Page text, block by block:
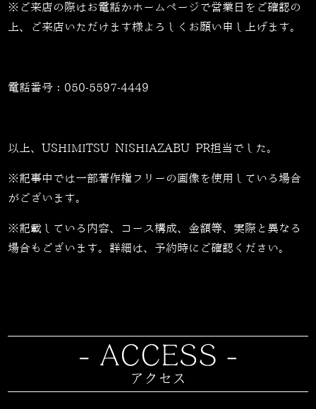
※ご来店の際はお電話かホームページで営業日をご確認の
上、ご来店いただけます様よろしくお願い申し上げます。
電話番号： 050-5597-4449
以上、USHIMITSU NISHIAZABU PR担当でした。
※記事中では一部著作権フリーの画像を使用している場合
がございます。
※記載している内容、コース構成、金額等、実際と異なる
場合もございます。詳細は、予約時にご確認ください。